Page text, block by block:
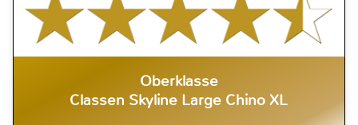
Oberklasse
Classen Skyline Large Chino XL